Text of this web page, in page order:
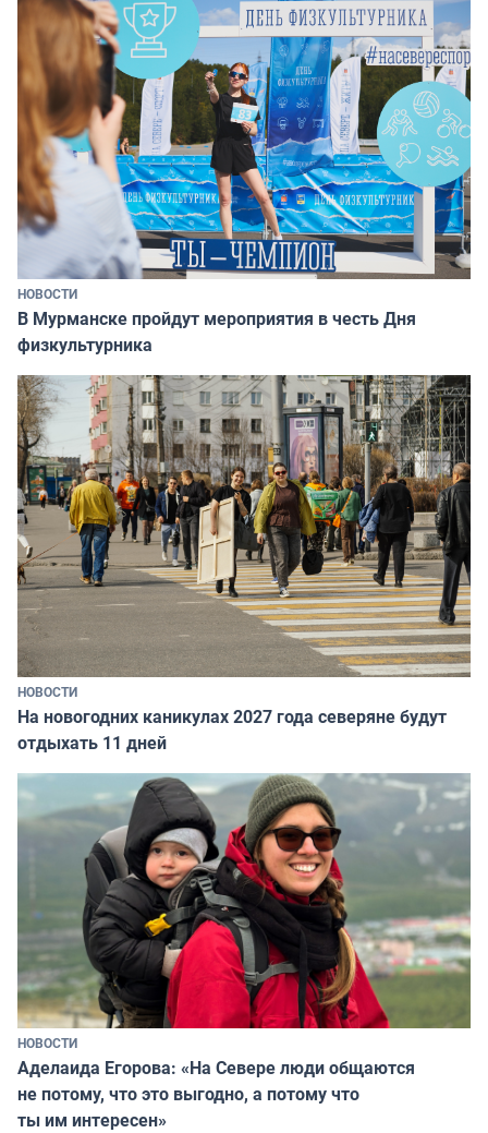
НОВОСТИ
В Мурманске пройдут мероприятия в честь Дня
физкультурника
НОВОСТИ
На новогодних каникулах 2027 года северяне будут
отдыхать 11 дней
НОВОСТИ
Аделаида Егорова: «На Севере люди общаются
не потому, что это выгодно, а потому что
ты им интересен»